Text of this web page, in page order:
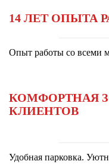
14 ЛЕТ ОПЫТА
Опыт работы со всеми
КОМФОРТНАЯ
КЛИЕНТОВ
Удобная парковка.